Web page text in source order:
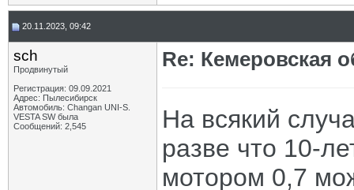
20.11.2023, 09:42
sch
Продвинутый
Регистрация: 09.09.2021
Адрес: Пылесибирск
Автомобиль: Changan UNI-S.
VESTA SW была
Сообщений: 2,545
Re: Кемеровская
На всякий
разве что 10-
мотором 0,7